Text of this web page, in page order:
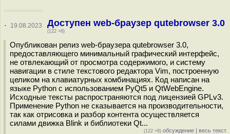
· 19.08.2023 Доступен web-браузер qutebrowser 3.0
(122 +8)
Опубликован релиз web-браузера qutebrowser 3.0,
предоставляющего минимальный графический интерфейс,
не отвлекающий от просмотра содержимого, и систему
навигации в стиле текстового редактора Vim, построенную
целиком на клавиатурных комбинациях. Код написан на
языке Python с использованием PyQt5 и QtWebEngine.
Исходные тексты распространяются под лицензией GPLv3.
Применение Python не сказывается на производительности,
так как отрисовка и разбор контента осуществляется
силами движка Blink и библиотеки Qt...
(122 +8) обсуждение | весь текст